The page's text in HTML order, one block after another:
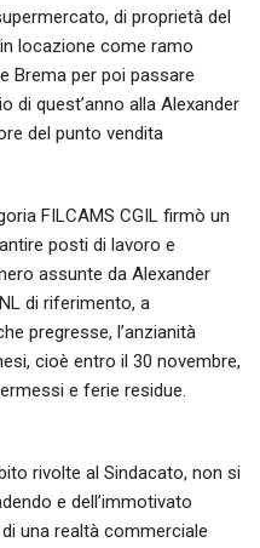
di proprietà del
locazione come ramo
Brema per poi passare
di quest’anno alla Alexander
del punto vendita
FILCAMS CGIL firmò un
posti di lavoro e
assunte da Alexander
di riferimento, a
pregresse, l’anzianità
cioè entro il 30 novembre,
e ferie residue.
rivolte al Sindacato, non si
e dell’immotivato
una realtà commerciale